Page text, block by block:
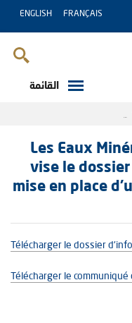
FRANÇAIS
ENGLISH
القائمة
d’un programme d’émission de billets de trésorerie
Les Eaux
vise le
mise en place
Télécharger le dossier
Télécharger le